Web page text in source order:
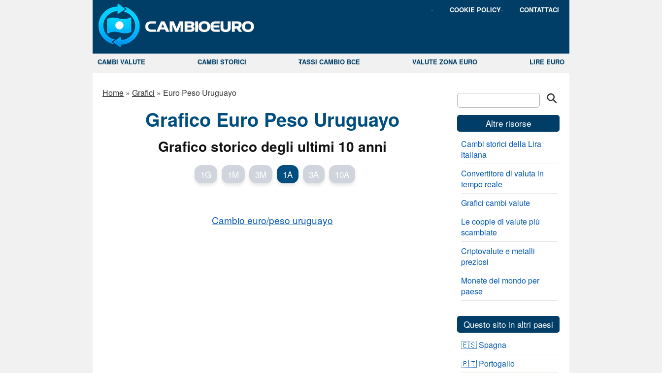
COOKIE POLICY CONTATTACI
CAMBI VALUTE CAMBI STORICI TASSI CAMBIO BCE VALUTE ZONA EURO LIRE EURO
Home » Grafici » Euro Peso Uruguayo
Grafico Euro Peso Uruguayo
Grafico storico degli ultimi 10 anni
1G 1M 3M 1A 3A 10A
Cambio euro/peso uruguayo
Altre risorse
Cambi storici della Lira
italiana
Convertitore di valuta in
tempo reale
Grafici cambi valute
Le coppie di valute più
scambiate
Criptovalute e metalli
preziosi
Monete del mondo per
paese
Questo sito in altri paesi
🇪🇸 Spagna
🇵🇹 Portogallo